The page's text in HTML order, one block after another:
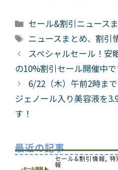
カ
テ
リ
ー
セール&割引ニュース
タ
グ
ニュースまとめ、割引
スペシャルセール！安
の10%割引セール開催中で
6/22（木）午前2時ま
ジェノール入り美容液を
す！
最近の記事
セール&割引情報, 特
報